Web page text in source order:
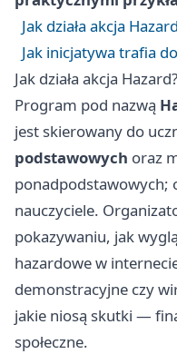
Jak działa akcja
Jak inicjatywa trafia
Jak działa akcja
Program pod nazwą
jest skierowany do
podstawowych oraz
ponadpodstawowych;
nauczyciele.
pokazywaniu, jak
hazardowe w
demonstracyjne czy
jakie niosą skutki —
społeczne.